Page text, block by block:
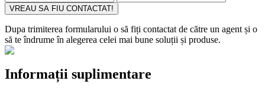
VREAU SA FIU CONTACTAT!
Dupa trimiterea formularului o să fiți contactat de către un agent și o
să te îndrume în alegerea celei mai bune soluții și produse.
Informații suplimentare